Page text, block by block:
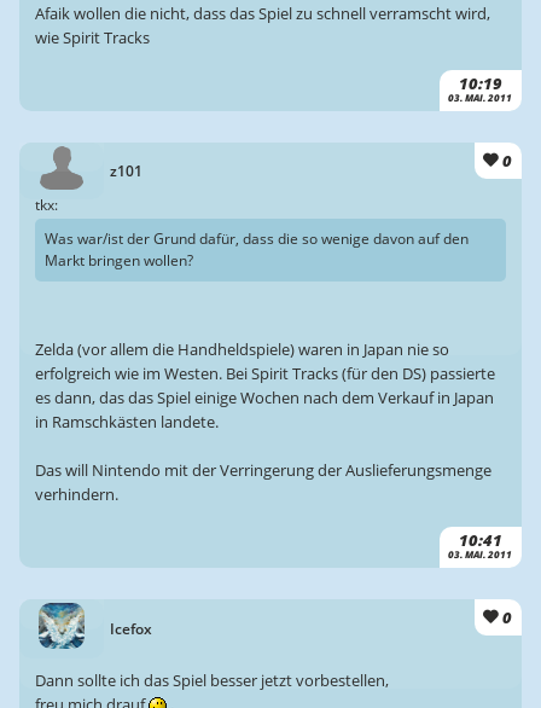
10:19
03. MAI. 2011
Afaik wollen die nicht, dass das Spiel zu schnell verramscht wird,
wie Spirit Tracks
z101 0
10:41
03. MAI. 2011
tkx:
Was war/ist der Grund dafür, dass die so wenige davon auf den
Markt bringen wollen?
Zelda (vor allem die Handheldspiele) waren in Japan nie so
erfolgreich wie im Westen. Bei Spirit Tracks (für den DS) passierte
es dann, das das Spiel einige Wochen nach dem Verkauf in Japan
in Ramschkästen landete.
Das will Nintendo mit der Verringerung der Auslieferungsmenge
verhindern.
Icefox
0
Dann sollte ich das Spiel besser jetzt vorbestellen,